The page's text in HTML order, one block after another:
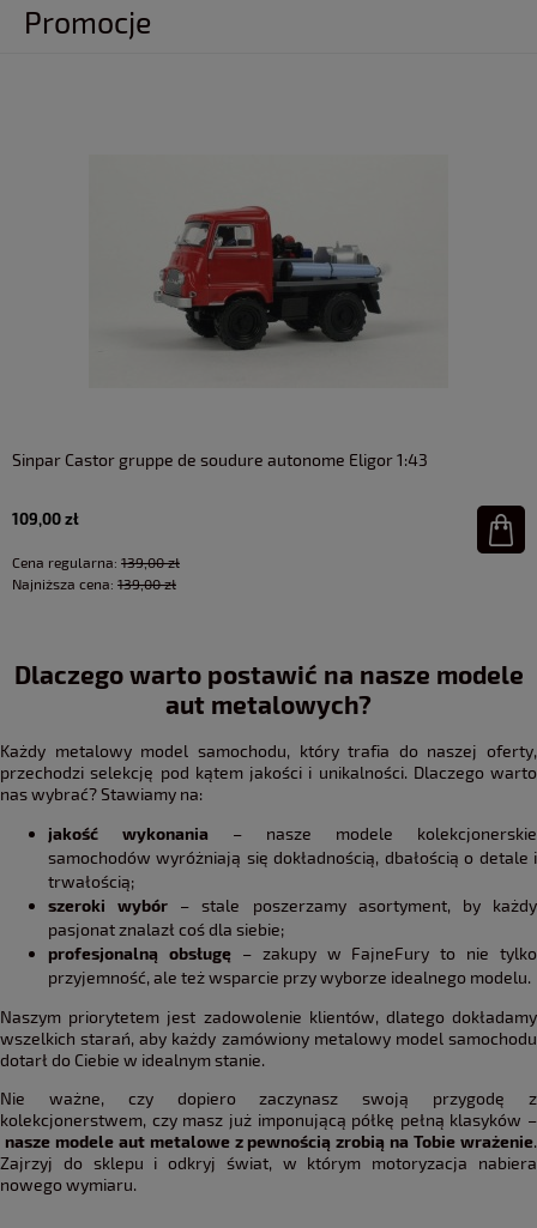
Promocje
Sinpar Castor gruppe de soudure autonome Eligor 1:43
109,00 zł
Cena regularna: 139,00 zł
Najniższa cena: 139,00 zł
Dlaczego warto postawić na nasze modele
aut metalowych?
Każdy metalowy model samochodu, który trafia do naszej oferty,
przechodzi selekcję pod kątem jakości i unikalności. Dlaczego warto
nas wybrać? Stawiamy na:
jakość wykonania – nasze modele kolekcjonerskie
samochodów wyróżniają się dokładnością, dbałością o detale i
trwałością;
szeroki wybór – stale poszerzamy asortyment, by każdy
pasjonat znalazł coś dla siebie;
profesjonalną obsługę – zakupy w FajneFury to nie tylko
przyjemność, ale też wsparcie przy wyborze idealnego modelu.
Naszym priorytetem jest zadowolenie klientów, dlatego dokładamy
wszelkich starań, aby każdy zamówiony metalowy model samochodu
dotarł do Ciebie w idealnym stanie.
Nie ważne, czy dopiero zaczynasz swoją przygodę z
kolekcjonerstwem, czy masz już imponującą półkę pełną klasyków –
nasze modele aut metalowe z pewnością zrobią na Tobie wrażenie.
Zajrzyj do sklepu i odkryj świat, w którym motoryzacja nabiera
nowego wymiaru.